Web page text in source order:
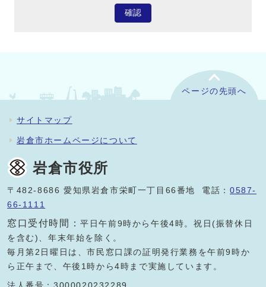
確認
ページの先頭へ
サイトマップ
岩倉市ホームページについて
岩倉市役所
〒482-8686 愛知県岩倉市栄町一丁目66番地 電話：0587-
66-1111
窓口受付時間：平日午前9時から午後4時。祝日(振替休日
を含む)、年末年始を除く。
毎月第2日曜日は、市民窓口課の証明発行業務を午前9時か
ら正午まで、午後1時から4時まで実施しています。